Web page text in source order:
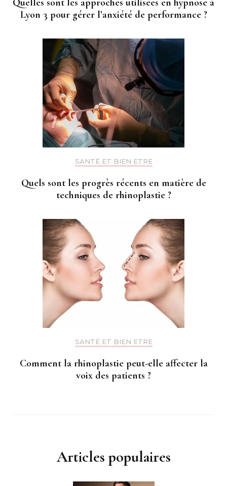
Quelles sont les approches utilisées en hypnose à
Lyon 3 pour gérer l’anxiété de performance ?
SANTÉ ET BIEN ETRE
Quels sont les progrès récents en matière de
techniques de rhinoplastie ?
SANTÉ ET BIEN ETRE
Comment la rhinoplastie peut-elle affecter la
voix des patients ?
Articles populaires